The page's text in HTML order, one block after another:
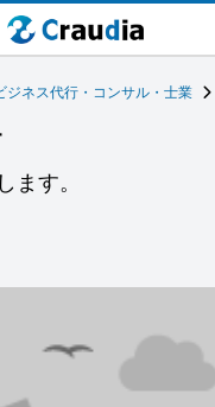
ジネス代行・コンサル・士業
ます。